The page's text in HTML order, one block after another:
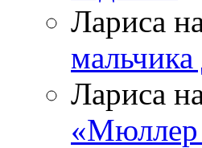
Лариса
Лариса